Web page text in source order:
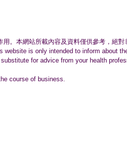
。 本網站所載內容及資料僅供參考，絕對
is only intended to inform about
for advice from your health
course of business.